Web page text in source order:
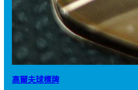
高爾夫球標牌